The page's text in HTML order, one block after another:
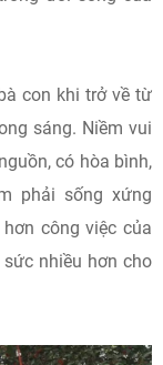
con khi trở về từ
sáng. Niềm vui
có hòa bình,
phải sống xứng
công việc của
nhiều hơn cho